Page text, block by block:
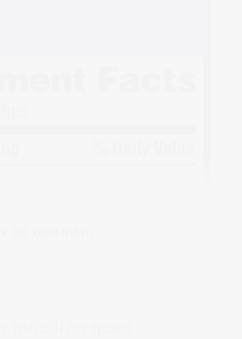
mục liên quan